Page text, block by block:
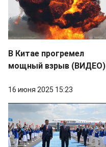
В Китае прогремел
мощный взрыв (ВИДЕО)
16 июня 2025 15:23